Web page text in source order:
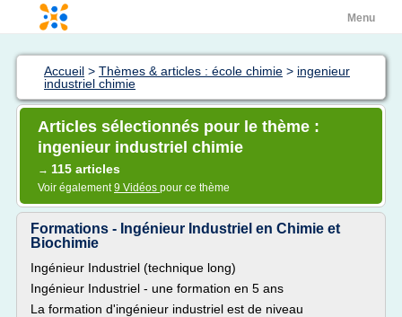
Menu
Accueil > Thèmes & articles : école chimie > ingenieur
industriel chimie
Articles sélectionnés pour le thème :
ingenieur industriel chimie
→ 115 articles
Voir également9 Vidéos pour ce thème
Formations - Ingénieur Industriel en Chimie et
Biochimie
Ingénieur Industriel (technique long)
Ingénieur Industriel - une formation en 5 ans
La formation d'ingénieur industriel est de niveau